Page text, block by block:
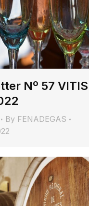
Nº 57 VITIS
By FENADEGAS